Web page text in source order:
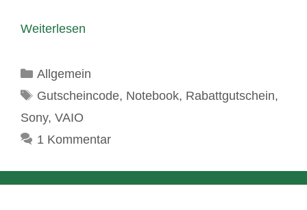
Weiterlesen
Kategorien
Allgemein
Schlagwörter
Gutscheincode, Notebook, Rabattgutschein,
Sony, VAIO
1 Kommentar